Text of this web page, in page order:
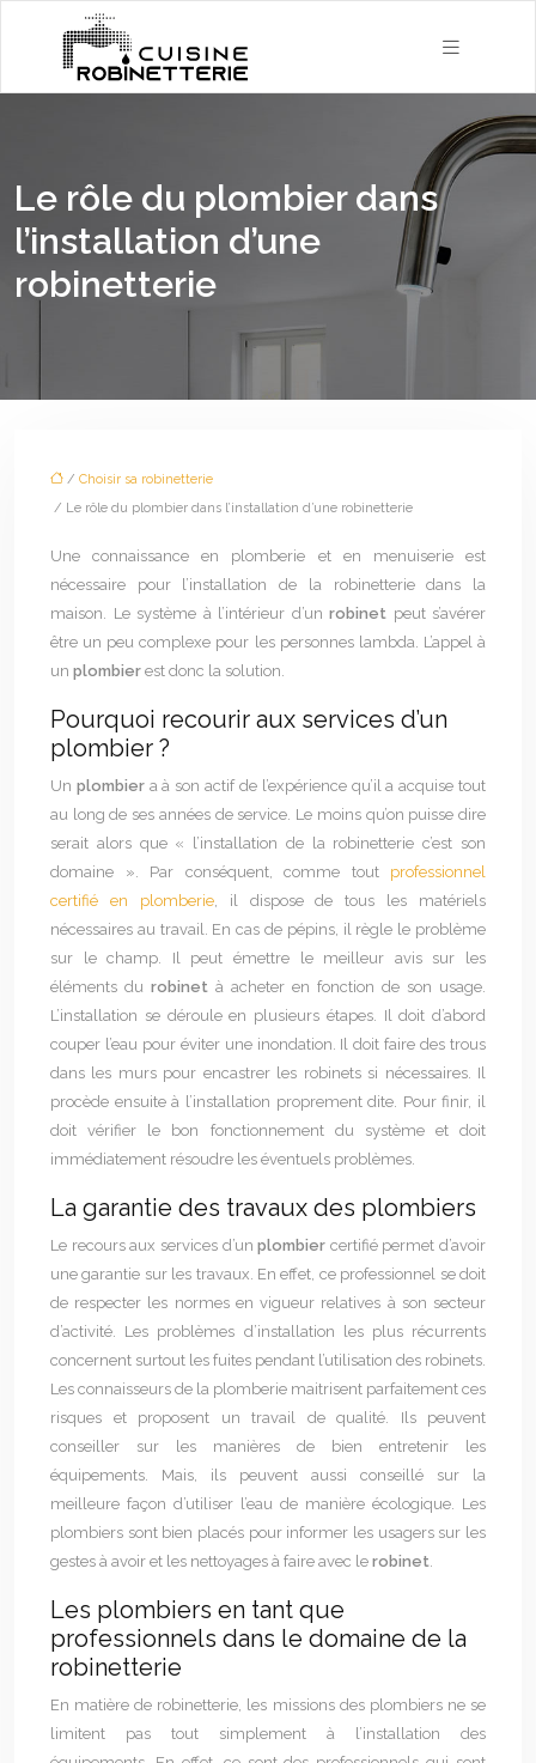
Le rôle du plombier dans
l’installation d’une
robinetterie
/ Choisir sa robinetterie
/ Le rôle du plombier dans l’installation d’une robinetterie
Une connaissance en plomberie et en menuiserie est
nécessaire pour l’installation de la robinetterie dans la
maison. Le système à l’intérieur d’un robinet peut s’avérer
être un peu complexe pour les personnes lambda. L’appel à
un plombier est donc la solution.
Pourquoi recourir aux services d’un
plombier ?
Un plombiera à son actif de l’expérience qu’il a acquise tout
au long de ses années de service. Le moins qu’on puisse dire
serait alors que « l’installation de la robinetterie c’est son
domaine ». Par conséquent, comme tout professionnel
certifié en plomberie, il dispose de tous les matériels
nécessaires au travail. En cas de pépins, il règle le problème
sur le champ. Il peut émettre le meilleur avis sur les
éléments du robinet à acheter en fonction de son usage.
L’installation se déroule en plusieurs étapes. Il doit d’abord
couper l’eau pour éviter une inondation. Il doit faire des trous
dans les murs pour encastrer les robinets si nécessaires. Il
procède ensuite à l’installation proprement dite. Pour finir, il
doit vérifier le bon fonctionnement du système et doit
immédiatement résoudre les éventuels problèmes.
La garantie des travaux des plombiers
Le recours aux services d’unplombier certifié permet d’avoir
une garantie sur les travaux. En effet, ce professionnel se doit
de respecter les normes en vigueur relatives à son secteur
d’activité. Les problèmes d’installation les plus récurrents
concernent surtout les fuites pendant l’utilisation des robinets.
Les connaisseurs de la plomberie maitrisent parfaitement ces
risques et proposent un travail de qualité. Ils peuvent
conseiller sur les manières de bien entretenir les
équipements. Mais, ils peuvent aussi conseillé sur la
meilleure façon d’utiliser l’eau de manière écologique. Les
plombiers sont bien placés pour informer les usagers sur les
gestes à avoir et les nettoyages à faire avec le robinet.
Les plombiers en tant que
professionnels dans le domaine de la
robinetterie
En matière de robinetterie, les missions des plombiers ne se
limitent pas tout simplement à l’installation des